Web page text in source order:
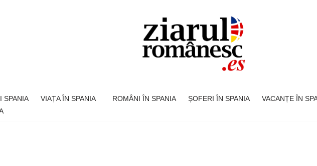
SPANIA VIAȚA ÎN SPANIA ROMÂNI ÎN SPANIA ȘOFERI ÎN SPANIA VACANȚE ÎN